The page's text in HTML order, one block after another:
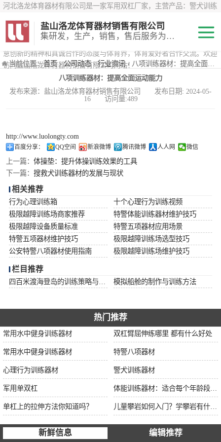
河北洛龙体育器材有限公司是一家军用双杠厂家，主营产品：警犬训练
*训练器材、400米障碍器材、军用单杠、军用双杠、军犬训练器材等训
练器材，咨询攀岩墙价格？在线咨询客服，公司以顾客至上的原则，锐
意创新的精神和真诚合作的态度与体育界，体育爱好者合作交流。欢迎
访问盐山洛龙体育器材销售有限公司网站！
盐山洛龙体育器材销售有限公司
集研发，生产，销售，售后服务为一体
当前位置：首页›公司动态›行业资讯› 八项训练器材：提高全面运动能力
八项训练器材：提高全面运动能力
发布来源：盐山洛龙体育器材销售有限公司 发布日期: 2024-05-
16 访问量:489
http://www.luolongty.com
百度分享： QQ空间 新浪微博 腾讯微博 人人网 微信
上一篇： 体操垫：提升体操训练效果的工具
下一篇： 搜救犬训练器材的发展与现状
相关推荐
行为心理训练箱
十个心理行为训练视频
极限越障训练场商家推荐
特警体能训练器材维护技巧
极限越障设备质量标准
特警五项器材应用场景
特警五项器材维护技巧
极限越障训练场选型技巧
公安特警八项器材使用指南
极限越障训练场维护技巧
栏目推荐
模拟船舱的制作与训练方法
热门推荐
常用水中健身训练器材 双杠臂屈伸练哪里 都有什么好处
常用水中健身训练器材 特警八项器材
心理行为训练器材 警犬训练器材
军用单双杠
单杠上的拉伸方法你知道吗？
新鲜信息 编辑推荐
200米障碍器材
心理行为训练器
警犬训练器材
军用单双杠
400米障碍器材